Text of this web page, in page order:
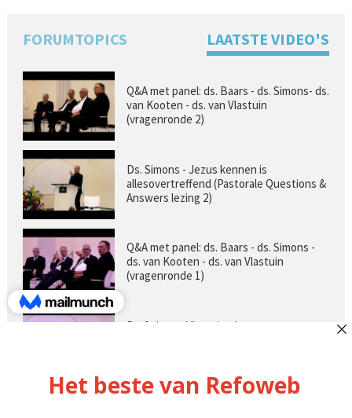
FORUMTOPICS LAATSTE VIDEO'S
Q&A met panel: ds. Baars - ds. Simons- ds.
van Kooten - ds. van Vlastuin
(vragenronde 2)
Ds. Simons - Jezus kennen is
allesovertreffend (Pastorale Questions &
Answers lezing 2)
Q&A met panel: ds. Baars - ds. Simons -
ds. van Kooten - ds. van Vlastuin
(vragenronde 1)
Prof. dr. van Vlastuin - Is